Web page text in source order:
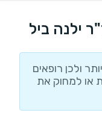
ילנה ביל
ולכן רופאים
או למחוק את